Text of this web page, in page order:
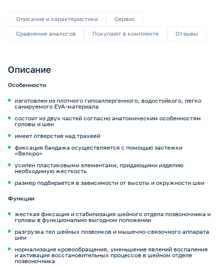
Описание и характеристики
Сервис
Сравнение аналогов
Покупают в комплекте Отзывы
Описание
Особенности
изготовлен из плотного гипоаллергенного, водостойкого, легко
санируемого EVA-материала
состоит из двух частей согласно анатомическим особенностям
головы и шеи
имеет отверстие над трахеей
фиксация бандажа осуществляется с помощью застежки
«Велкро»
усилен пластиковыми элементами, придающими изделию
необходимую жесткость
размер подбирается в зависимости от высоты и окружности шеи
Функции
жесткая фиксация и стабилизация шейного отдела позвоночника и
головы в функционально выгодном положении
разгрузка тел шейных позвонков и мышечно-связочного аппарата
шеи
нормализация кровообращения, уменьшение явлений воспаления
и активация восстановительных процессов в шейном отделе
позвоночника